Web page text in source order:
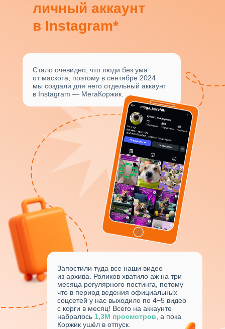
личный аккаунт
в Instagram*
Стало очевидно, что люди без ума
от маскота, поэтому в сентябре 2024
мы создали для него отдельный аккаунт
в Instagram — МегаКоржик.
Запостили туда все наши видео
из архива. Роликов хватило аж на три
месяца регулярного постинга, потому
что в период ведения официальных
соцсетей у нас выходило по 4−5 видео
с корги в месяц! Всего на аккаунте
набралось 1,3М просмотров , а пока
Коржик ушёл в отпуск.